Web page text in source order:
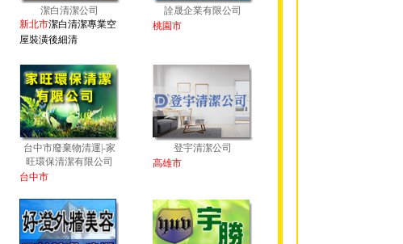
潔白清潔公司
新北市潔白清潔專業空
屋裝潢後細清
詮晟企業有限公司
桃園市
台中市廢棄物清運|-家
旺環保清潔有限公司
台中市
登宇清潔公司
高雄市